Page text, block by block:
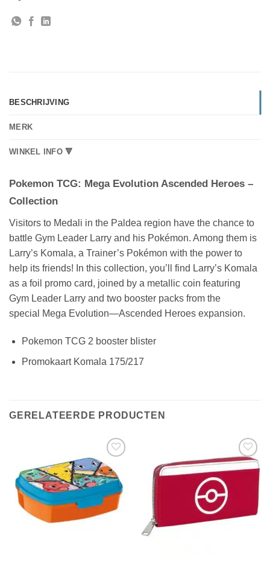
BESCHRIJVING
MERK
WINKEL INFO 🔻
Pokemon TCG: Mega Evolution Ascended Heroes –
Collection
Visitors to Medali in the Paldea region have the chance to
battle Gym Leader Larry and his Pokémon. Among them is
Larry’s Komala, a Trainer’s Pokémon with the power to
help its friends! In this collection, you’ll find Larry’s Komala
as a foil promo card, joined by a metallic coin featuring
Gym Leader Larry and two booster packs from the
special Mega Evolution—Ascended Heroes expansion.
Pokemon TCG 2 booster blister
Promokaart Komala 175/217
GERELATEERDE PRODUCTEN